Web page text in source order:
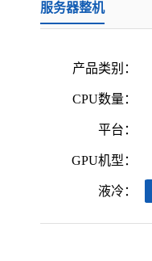
服务器整机
产品类别：
CPU数量：
平台：
GPU机型：
液冷：